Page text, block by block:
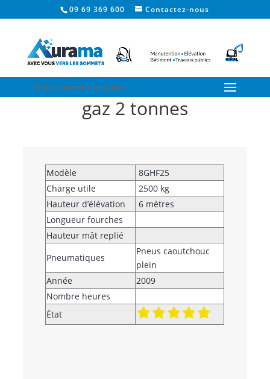
09 69 369 600 Contactez-nous
Sélectionner une page
Chariot élévateur à
gaz 2 tonnes
Modèle
8GHF25
Charge utile
2500 kg
Hauteur d’élévation
6 mètres
Longueur fourches
Hauteur mât replié
Pneumatiques
Pneus caoutchouc
plein
Année
2009
Nombre heures
État